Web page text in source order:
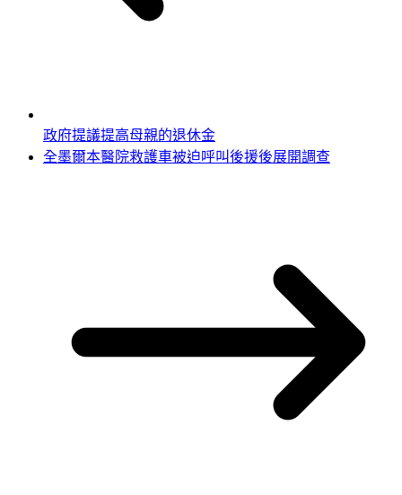
政府提議提高母親的退休金
全墨爾本醫院救護車被迫呼叫後援後展開調查